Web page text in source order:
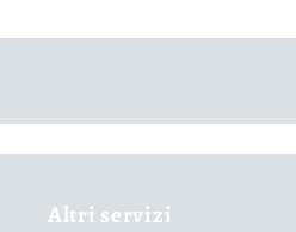
Altri servizi